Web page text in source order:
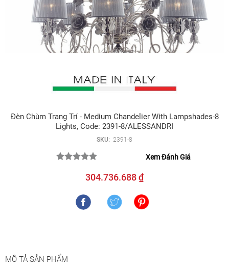
Đèn Chùm Trang Trí - Medium Chandelier With Lampshades-8
Lights, Code: 2391-8/ALESSANDRI
SKU: 2391-8
Xem Đánh Giá
304.736.688 ₫
MÔ TẢ SẢN PHẨM